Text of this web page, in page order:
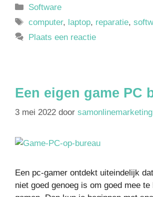
Software
computer, laptop, reparatie,
Plaats een reactie
Een eigen game PC
3 mei 2022 door samonlinemarketing
Een pc-gamer ontdekt uiteindelijk
niet goed genoeg is om goed mee te